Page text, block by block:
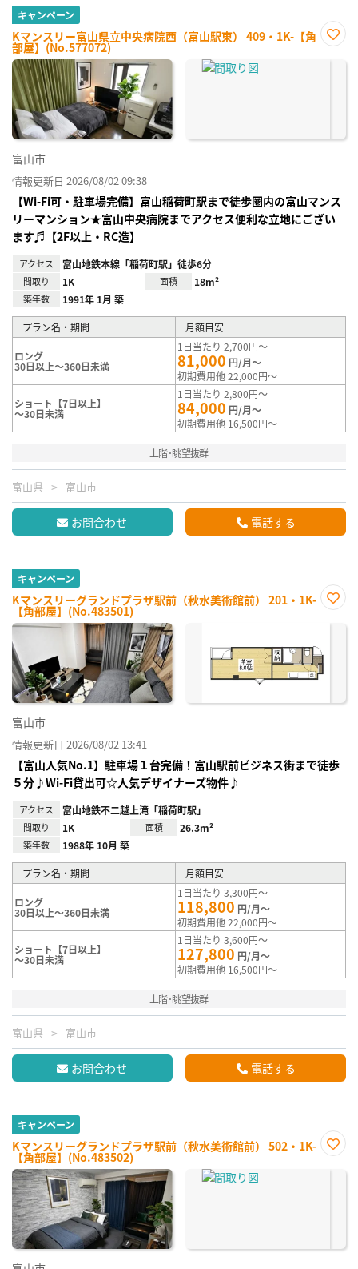
キャンペーン
Kマンスリー富山県立中央病院西（富山駅東） 409・1K-【角
部屋】(No.577072)
に入
富山市
情報更新日 2026/08/02 09:38
【Wi-Fi可・駐車場完備】富山稲荷町駅まで徒歩圏内の富山マンス
リーマンション★富山中央病院までアクセス便利な立地にござい
ます♬【2F以上・RC造】
アクセス 富山地鉄本線「稲荷町駅」徒歩6分
間取り 1K 面積 18m²
築年数 1991年 1月 築
プラン名・期間 月額目安
ロング
30日以上～360日未満
1日当たり 2,700円～
81,000 円/月～
初期費用他 22,000円～
ショート【7日以上】
～30日未満
1日当たり 2,800円～
84,000 円/月～
初期費用他 16,500円～
上階･眺望抜群
富山県 富山市
お問合わせ 電話する
キャンペーン
Kマンスリーグランドプラザ駅前（秋水美術館前） 201・1K-
【角部屋】(No.483501)
に入
録
富山市
情報更新日 2026/08/02 13:41
【富山人気No.1】駐車場１台完備！富山駅前ビジネス街まで徒歩
５分♪Wi-Fi貸出可☆人気デザイナーズ物件♪
アクセス 富山地鉄不二越上滝「稲荷町駅」
間取り 1K 面積 26.3m²
築年数 1988年 10月 築
プラン名・期間 月額目安
ロング
30日以上～360日未満
1日当たり 3,300円～
118,800 円/月～
初期費用他 22,000円～
ショート【7日以上】
～30日未満
1日当たり 3,600円～
127,800 円/月～
初期費用他 16,500円～
上階･眺望抜群
富山県 富山市
お問合わせ 電話する
キャンペーン
Kマンスリーグランドプラザ駅前（秋水美術館前） 502・1K-
【角部屋】(No.483502)
に入